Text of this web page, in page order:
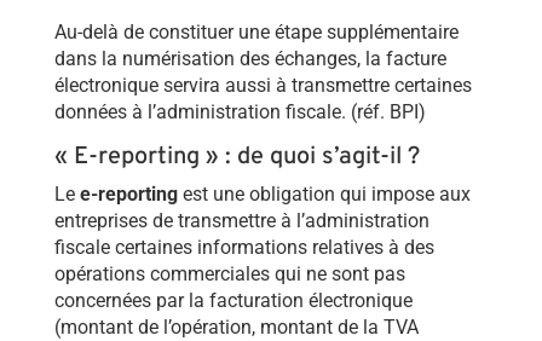
Au-delà de constituer une étape supplémentaire
dans la numérisation des échanges, la facture
électronique servira aussi à transmettre certaines
données à l’administration fiscale. (réf. BPI)
« E-reporting » : de quoi s’agit-il ?
Lee-reporting est une obligation qui impose aux
entreprises de transmettre à l’administration
fiscale certaines informations relatives à des
opérations commerciales qui ne sont pas
concernées par la facturation électronique
(montant de l’opération, montant de la TVA